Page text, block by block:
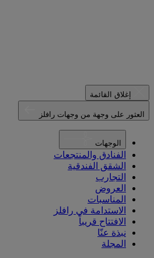
إغلاق القائمة
العثور على وجهة من وجهات رافلز
الوجهات
الفنادق والمنتجعات
الشقق الفندقية
التجارب
العروض
المناسبات
الاستدامة في رافلز
الافتتاح قريباً
نبذة عنّا
المجلة